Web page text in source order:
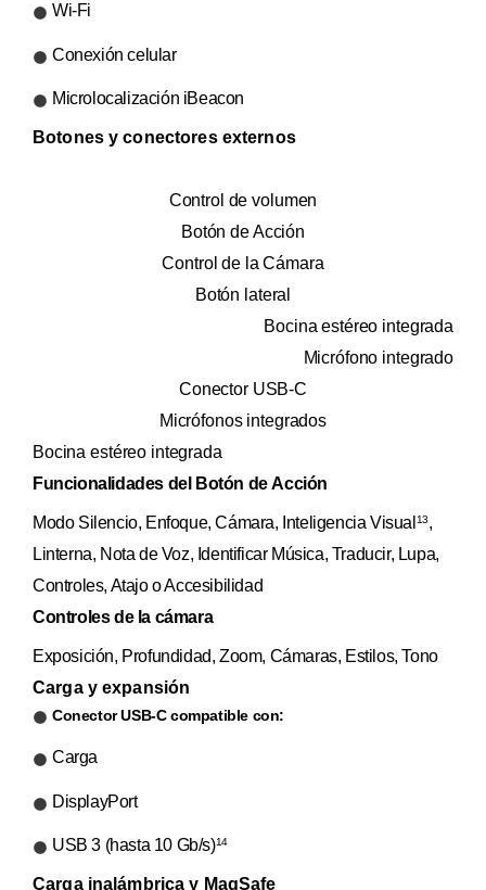
Wi-Fi
Conexión celular
Microlocalización iBeacon
Botones y conectores externos
Control de volumen
Botón de Acción
Control de la Cámara
Botón lateral
Bocina estéreo integrada
Micrófono integrado
Conector USB-C
Micrófonos integrados
Bocina estéreo integrada
Funcionalidades del Botón de Acción
Modo Silencio, Enfoque, Cámara, Inteligencia Visual 13,
Linterna, Nota de Voz, Identificar Música, Traducir, Lupa,
Controles, Atajo o Accesibilidad
Controles de la cámara
Exposición, Profundidad, Zoom, Cámaras, Estilos, Tono
Carga y expansión
Conector USB-C compatible con:
Carga
DisplayPort
USB 3 (hasta 10 Gb/s)14
Carga inalámbrica y MagSafe